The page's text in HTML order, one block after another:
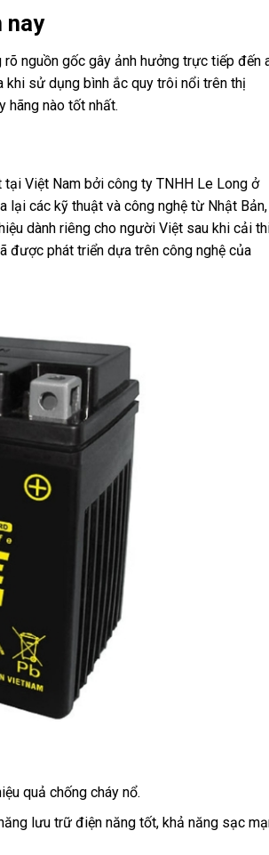
nay
nguồn gốc gây ảnh hưởng trực tiếp đến
khi sử dụng bình ắc quy trôi nổi trên thị
hãng nào tốt nhất.
Việt Nam bởi công ty TNHH Le Long ở
lại các kỹ thuật và công nghệ từ Nhật Bản,
dành riêng cho người Việt sau khi cải
được phát triển dựa trên công nghệ của
quả chống cháy nổ.
lưu trữ điện năng tốt, khả năng sạc